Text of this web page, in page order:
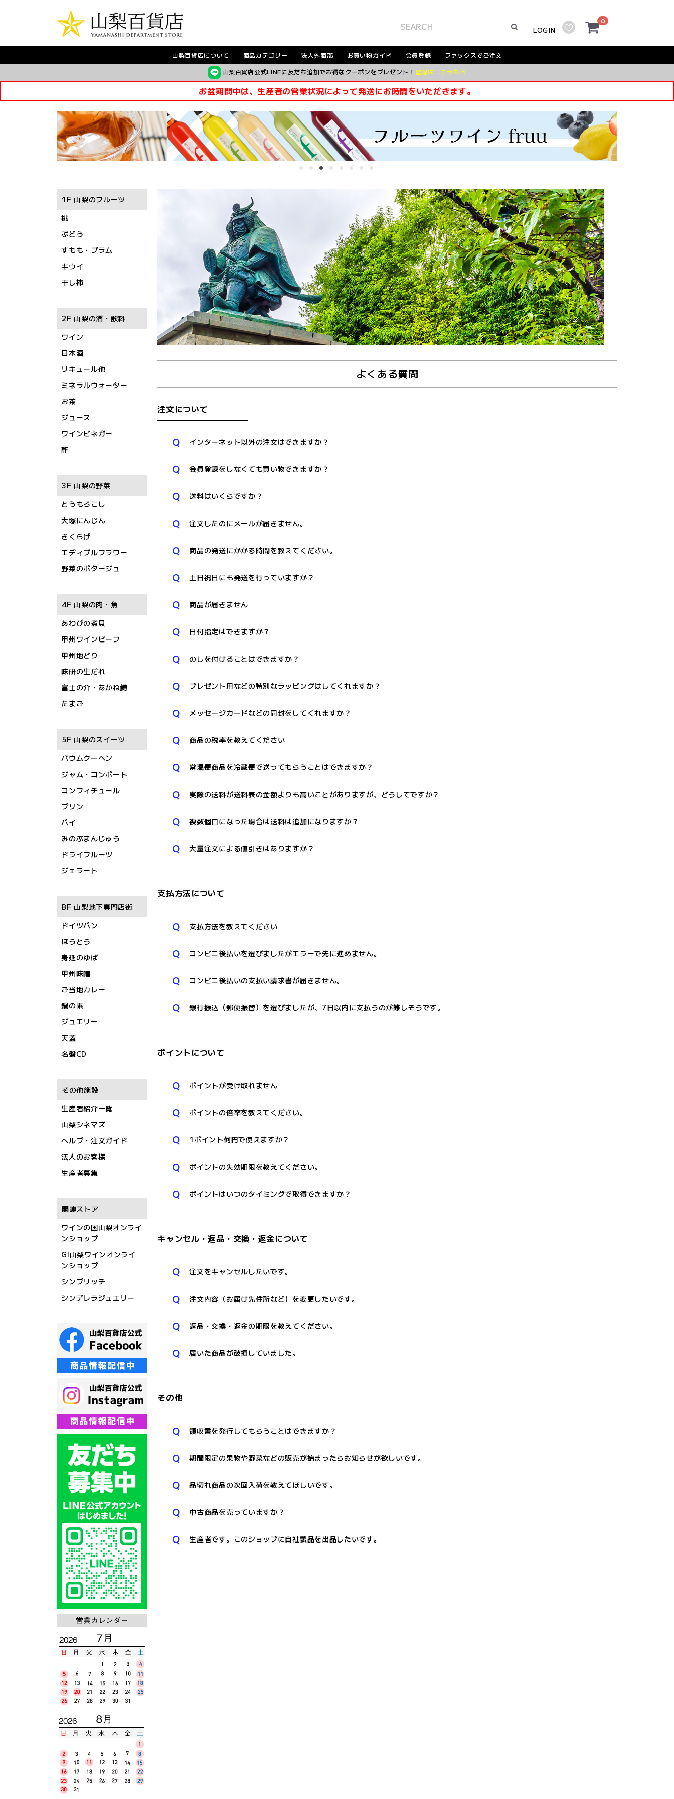
LOGIN
0
山梨百貨店について 商品カテゴリー 法人外商部 お買い物ガイド 会員登録
ファックスでご注文
山梨百貨店公式LINEに友だち追加でお得なクーポンをプレゼント！ 登録はコチラから
お盆期間中は、生産者の営業状況によって発送にお時間をいただきます。
1F 山梨のフルーツ
桃
ぶどう
すもも・プラム
キウイ
干し柿
2F 山梨の酒・飲料
ワイン
日本酒
リキュール他
ミネラルウォーター
お茶
ジュース
ワインビネガー
酢
3F 山梨の野菜
とうもろこし
大塚にんじん
きくらげ
エディブルフラワー
野菜のポタージュ
4F 山梨の肉・魚
あわびの煮貝
甲州ワインビーフ
甲州地どり
味研の生だれ
富士の介・あかね鱒
たまご
5F 山梨のスイーツ
バウムクーヘン
ジャム・コンポート
コンフィチュール
プリン
パイ
みのぶまんじゅう
ドライフルーツ
ジェラート
BF 山梨地下専門店街
ドイツパン
ほうとう
身延のゆば
甲州味噌
ご当地カレー
鍋の素
ジュエリー
天蓋
名盤CD
その他施設
生産者紹介一覧
山梨シネマズ
ヘルプ・注文ガイド
法人のお客様
生産者募集
関連ストア
ワインの国山梨オンライ
ンショップ
GI山梨ワインオンライ
ンショップ
シンプリッチ
シンデレラジュエリー
よくある質問
注文について
Q インターネット以外の注文はできますか？
Q 会員登録をしなくても買い物できますか？
Q 送料はいくらですか？
Q 注文したのにメールが届きません。
Q 商品の発送にかかる時間を教えてください。
Q 土日祝日にも発送を行っていますか？
Q 商品が届きません
Q 日付指定はできますか？
Q のしを付けることはできますか？
Q プレゼント用などの特別なラッピングはしてくれますか？
Q メッセージカードなどの同封をしてくれますか？
Q 商品の税率を教えてください
Q 常温便商品を冷蔵便で送ってもらうことはできますか？
Q 実際の送料が送料表の金額よりも高いことがありますが、どうしてですか？
Q 複数個口になった場合は送料は追加になりますか？
Q 大量注文による値引きはありますか？
支払方法について
Q 支払方法を教えてください
Q コンビニ後払いを選びましたがエラーで先に進めません。
Q コンビニ後払いの支払い請求書が届きません。
Q 銀行振込（郵便振替）を選びましたが、7日以内に支払うのが難しそうです。
ポイントについて
Q ポイントが受け取れません
Q ポイントの倍率を教えてください。
Q 1ポイント何円で使えますか？
Q ポイントの失効期限を教えてください。
Q ポイントはいつのタイミングで取得できますか？
キャンセル・返品・交換・返金について
Q 注文をキャンセルしたいです。
Q 注文内容（お届け先住所など）を変更したいです。
Q 返品・交換・返金の期限を教えてください。
Q 届いた商品が破損していました。
その他
Q 領収書を発行してもらうことはできますか？
Q 期間限定の果物や野菜などの販売が始まったらお知らせが欲しいです。
Q 品切れ商品の次回入荷を教えてほしいです。
Q 中古商品を売っていますか？
Q 生産者です。このショップに自社製品を出品したいです。